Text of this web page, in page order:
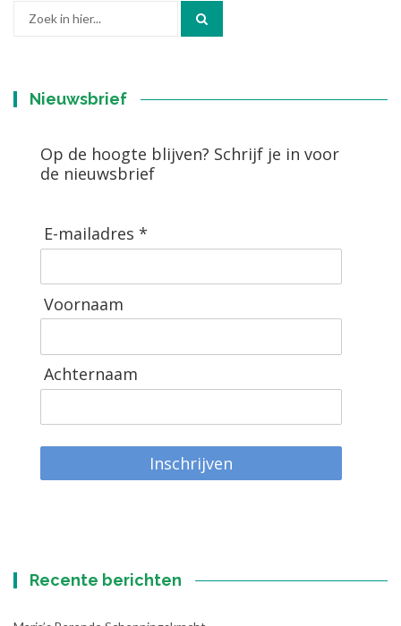
Nieuwsbrief
Op de hoogte blijven? Schrijf je in voor
de nieuwsbrief
E-mailadres *
Voornaam
Achternaam
Inschrijven
Recente berichten